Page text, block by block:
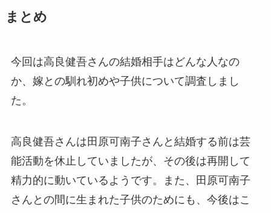
まとめ
今回は高良健吾さんの結婚相手はどんな人なの
か、嫁との馴れ初めや子供について調査しまし
た。
高良健吾さんは田原可南子さんと結婚する前は芸
能活動を休止していましたが、その後は再開して
精力的に動いているようです。また、田原可南子
さんとの間に生まれた子供のためにも、今後はこ